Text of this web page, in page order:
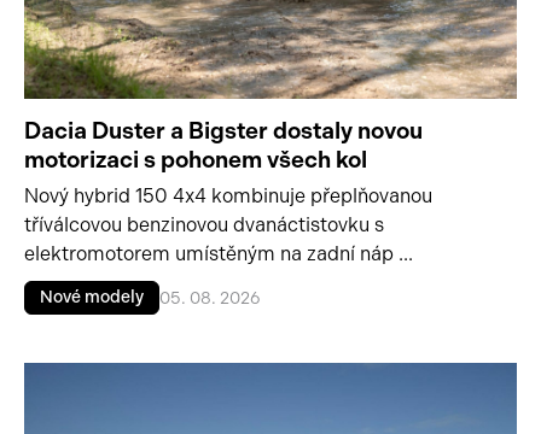
Dacia Duster a Bigster dostaly novou
motorizaci s pohonem všech kol
Nový hybrid 150 4x4 kombinuje přeplňovanou
tříválcovou benzinovou dvanáctistovku s
elektromotorem umístěným na zadní náp ...
Nové modely 05. 08. 2026